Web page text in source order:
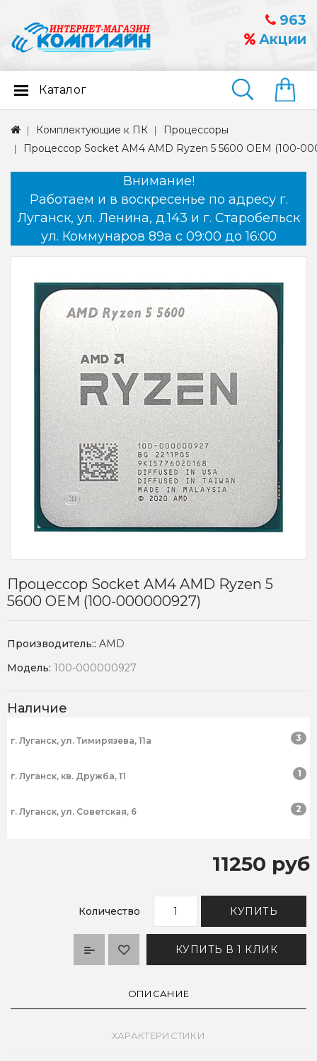
963
Акции
Найти
Каталог
Комплектующие к ПК
Процессоры
Процессор Socket AM4 AMD Ryzen 5 5600 OEM (100-
Внимание!
Работаем и в воскресенье по адресу г.
Луганск, ул. Ленина, д.143 и г. Старобельск
ул. Коммунаров 89а с 09:00 до 16:00
Процессор Socket AM4 AMD Ryzen 5
5600 OEM (100-000000927)
Производитель:: AMD
Модель: 100-000000927
Наличие
г. Луганск, ул. Тимирязева, 11а 3
г. Луганск, кв. Дружба, 11 1
г. Луганск, ул. Советская, 6 2
11250 руб
Количество КУПИТЬ
КУПИТЬ В 1 КЛИК
ОПИСАНИЕ
ХАРАКТЕРИСТИКИ